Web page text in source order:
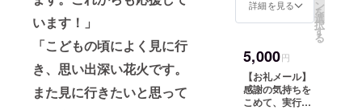
います！」
「こどもの頃によく見に行
き、思い出深い花火です。
また見に行きたいと思って
程や内
性があ
す。詳
細は、
「金沢
まつり
会クラ
ウド
ファン
ディン
グ参加
30～
16：50
話/本堂
16：50
～17：
20 阿字
観（30
ながら
輝く花
年の金
沢まつ
りの花
火を参
礼メールのリ
詳細を見る ン
を
選
択
す
る
5,000円
【お礼メール】
感謝の気持ちを
こめて、実行委